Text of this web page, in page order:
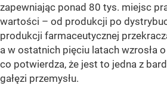
zapewniając ponad 80 tys. miejsc
wartości – od produkcji po
produkcji farmaceutycznej
a w ostatnich pięciu latach wzrosła
co potwierdza, że jest to jedna z
gałęzi przemysłu.